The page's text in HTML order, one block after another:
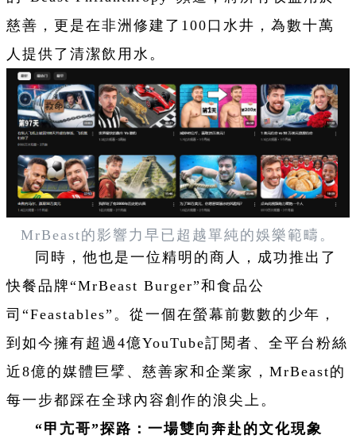
慈善，更是在非洲修建了100口水井，為數十萬
人提供了清潔飲用水。
MrBeast的影響力早已超越單純的娛樂範疇。
同時，他也是一位精明的商人，成功推出了
快餐品牌“MrBeast Burger”和食品公
司“Feastables”。從一個在螢幕前數數的少年，
到如今擁有超過4億YouTube訂閱者、全平台粉絲
近8億的媒體巨擘、慈善家和企業家，MrBeast的
每一步都踩在全球內容創作的浪尖上。
“甲亢哥”探路：一場雙向奔赴的文化現象